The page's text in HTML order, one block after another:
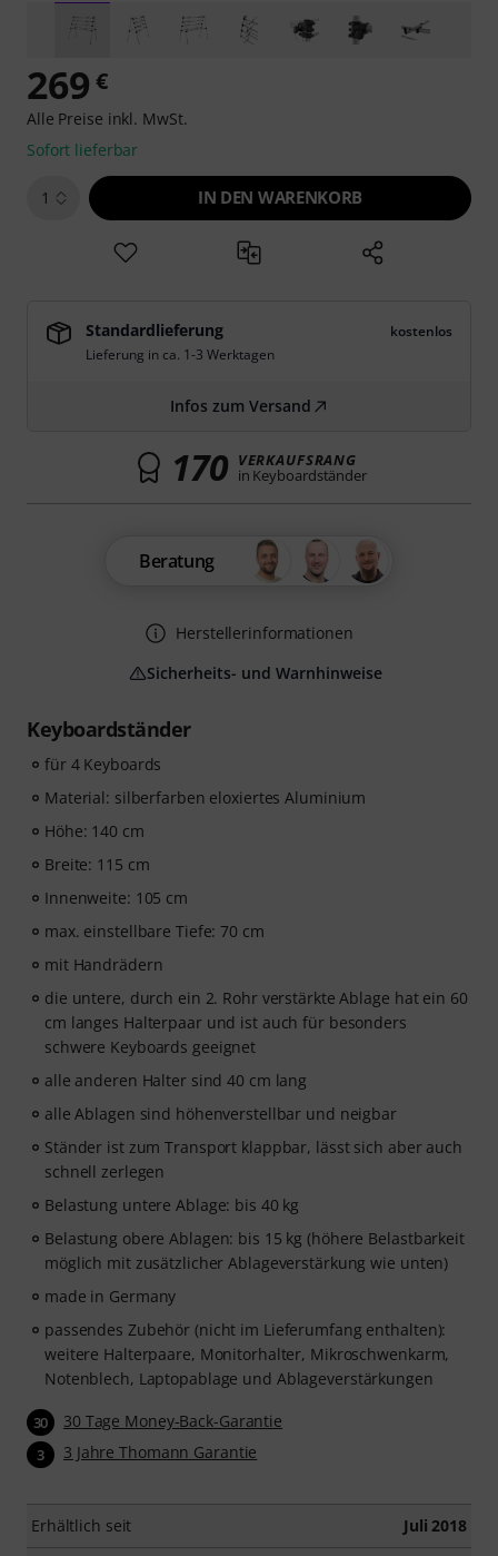
Keyboardständer
für 4 Keyboards
Material: silberfarben eloxiertes Aluminium
Höhe: 140 cm
Breite: 115 cm
Innenweite: 105 cm
max. einstellbare Tiefe: 70 cm
mit Handrädern
die untere, durch ein 2. Rohr verstärkte Ablage hat ein 60
cm langes Halterpaar und ist auch für besonders
schwere Keyboards geeignet
alle anderen Halter sind 40 cm lang
alle Ablagen sind höhenverstellbar und neigbar
Ständer ist zum Transport klappbar, lässt sich aber auch
schnell zerlegen
Belastung untere Ablage: bis 40 kg
Belastung obere Ablagen: bis 15 kg (höhere Belastbarkeit
möglich mit zusätzlicher Ablageverstärkung wie unten)
made in Germany
passendes Zubehör (nicht im Lieferumfang enthalten):
weitere Halterpaare, Monitorhalter, Mikroschwenkarm,
Notenblech, Laptopablage und Ablageverstärkungen
30 30 Tage Money-Back-Garantie
3 3 Jahre Thomann Garantie
Erhältlich seit Juli 2018
269 €
Alle Preise inkl. MwSt.
Sofort lieferbar
1 IN DEN WARENKORB
Standardlieferung
kostenlos
Lieferung in ca. 1-3 Werktagen
Infos zum Versand
170 VERKAUFSRANG
in Keyboardständer
Beratung
Herstellerinformationen
Sicherheits- und Warnhinweise